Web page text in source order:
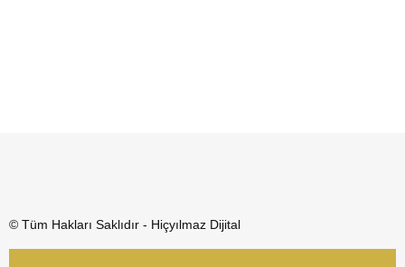
© Tüm Hakları Saklıdır - Hiçyılmaz Dijital